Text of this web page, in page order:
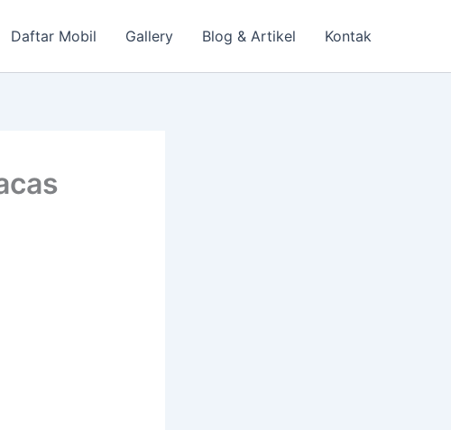
Daftar Mobil Gallery Blog & Artikel Kontak